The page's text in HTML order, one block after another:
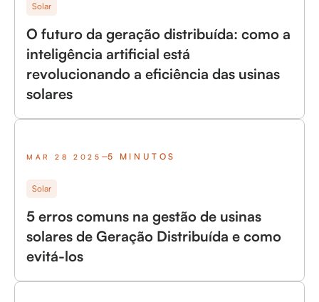
Solar
O futuro da geração distribuída: como a
inteligência artificial está
revolucionando a eficiência das usinas
solares
MAR 28 2025 5 MINUTOS
Solar
5 erros comuns na gestão de usinas
solares de Geração Distribuída e como
evitá-los